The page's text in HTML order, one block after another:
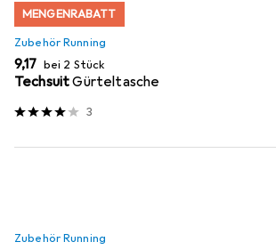
MENGENRABATT
Zubehör Running
EUR
9,17 bei 2 Stück
TechsuitGürteltasche
3
Zubehör Running